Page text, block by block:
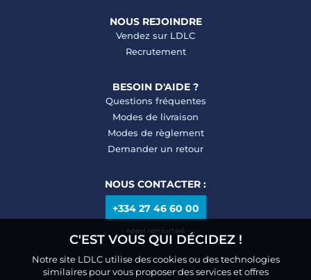
NOUS REJOINDRE
Vendez sur LDLC
Recrutement
BESOIN D'AIDE ?
Questions fréquentes
Modes de livraison
Modes de règlement
Demander un retour
NOUS CONTACTER :
+334 27 46 60 00
Appel non surtaxé
C'EST VOUS QUI DÉCIDEZ !
Notre site LDLC utilise des cookies ou des technologies
similaires pour vous proposer des services et offres